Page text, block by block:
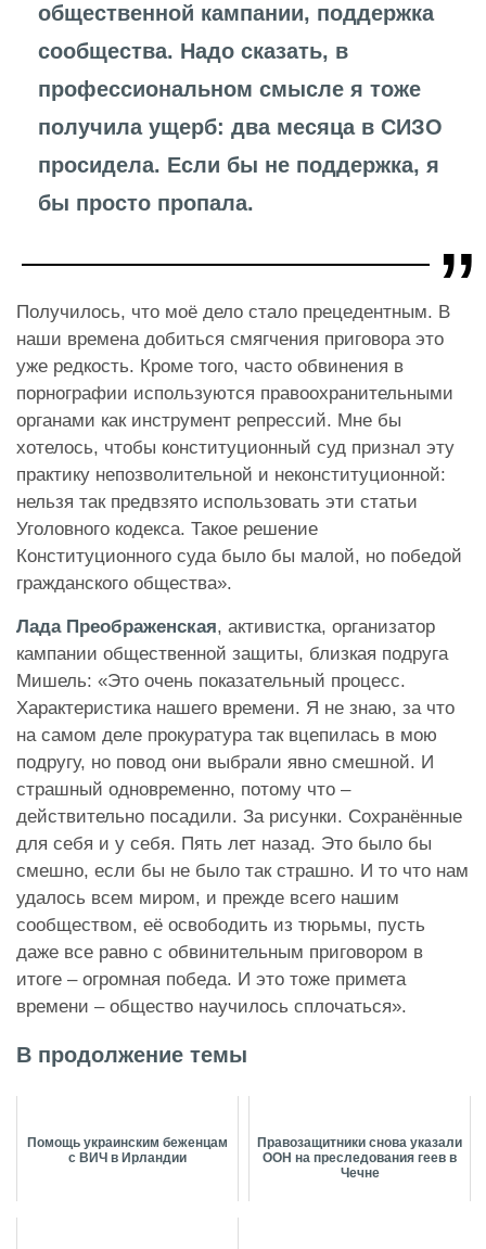
общественной кампании, поддержка
сообщества. Надо сказать, в
профессиональном смысле я тоже
получила ущерб: два месяца в СИЗО
просидела. Если бы не поддержка, я
бы просто пропала.
Получилось, что моё дело стало прецедентным. В
наши времена добиться смягчения приговора это
уже редкость. Кроме того, часто обвинения в
порнографии используются правоохранительными
органами как инструмент репрессий. Мне бы
хотелось, чтобы конституционный суд признал эту
практику непозволительной и неконституционной:
нельзя так предвзято использовать эти статьи
Уголовного кодекса. Такое решение
Конституционного суда было бы малой, но победой
гражданского общества».
Лада Преображенская, активистка, организатор
кампании общественной защиты, близкая подруга
Мишель: «Это очень показательный процесс.
Характеристика нашего времени. Я не знаю, за что
на самом деле прокуратура так вцепилась в мою
подругу, но повод они выбрали явно смешной. И
страшный одновременно, потому что –
действительно посадили. За рисунки. Сохранённые
для себя и у себя. Пять лет назад. Это было бы
смешно, если бы не было так страшно. И то что нам
удалось всем миром, и прежде всего нашим
сообществом, её освободить из тюрьмы, пусть
даже все равно с обвинительным приговором в
итоге – огромная победа. И это тоже примета
времени – общество научилось сплочаться».
В продолжение темы
Помощь украинским беженцам
с ВИЧ в Ирландии
Правозащитники снова указали
ООН на преследования геев в
Чечне